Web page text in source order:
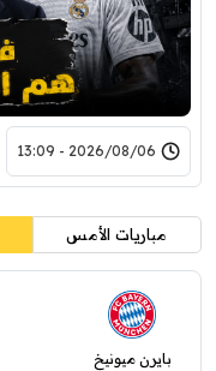
2026/08/06 - 13:09
مباريات الأمس
بايرن ميونيخ